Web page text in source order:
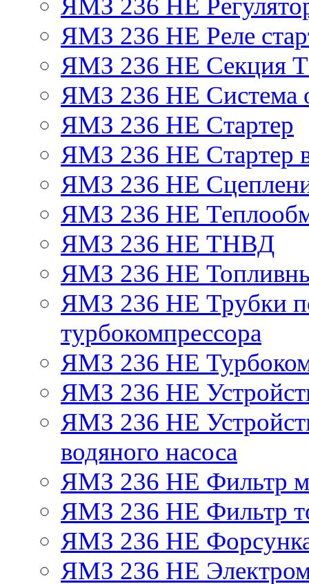
ЯМЗ 236 НЕ
ЯМЗ 236 НЕ Реле
ЯМЗ 236 НЕ Секция
ЯМЗ 236 НЕ Система
ЯМЗ 236 НЕ Стартер
ЯМЗ 236 НЕ Стартер
ЯМЗ 236 НЕ
ЯМЗ 236 НЕ
ЯМЗ 236 НЕ ТНВД
ЯМЗ 236 НЕ
ЯМЗ 236 НЕ Трубки
турбокомпрессора
ЯМЗ 236 НЕ
ЯМЗ 236 НЕ
ЯМЗ 236 НЕ
водяного насоса
ЯМЗ 236 НЕ Фильтр
ЯМЗ 236 НЕ Фильтр
ЯМЗ 236 НЕ
ЯМЗ 236 НЕ